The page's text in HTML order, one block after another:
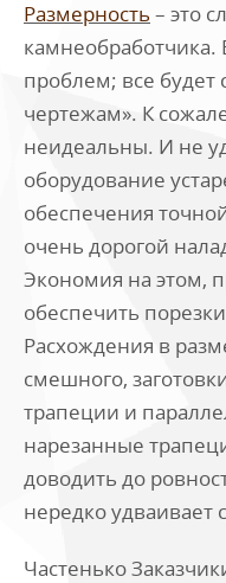
Размерность – это
камнеобработчика.
проблем; все будет
чертежам». К
неидеальны. И не
оборудование
обеспечения
очень дорогой
Экономия на этом,
обеспечить
Расхождения в
смешного,
трапеции и
нарезанные
доводить до
нередко удваивает
Частенько